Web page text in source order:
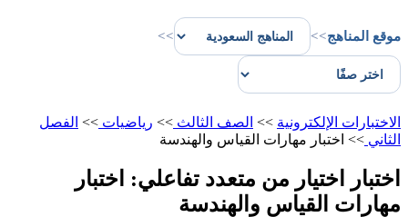
موقع المناهج>>
>>
الاختبارات الإلكترونية >> الصف الثالث >> رياضيات >> الفصل
الثاني >> اختبار مهارات القياس والهندسة
اختبار اختيار من متعدد تفاعلي: اختبار
مهارات القياس والهندسة